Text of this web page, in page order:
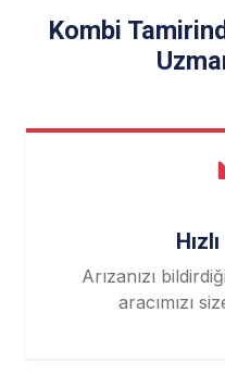
Kombi
Arızanızı
aracımızı